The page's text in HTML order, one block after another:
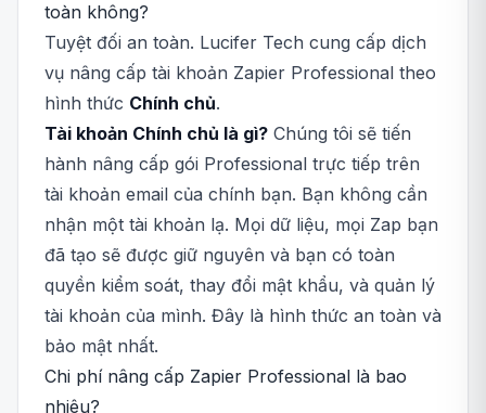
toàn không?
Tuyệt đối an toàn. Lucifer Tech cung cấp dịch
vụ nâng cấp tài khoản Zapier Professional theo
hình thức Chính chủ.
Tài khoản Chính chủ là gì? Chúng tôi sẽ tiến
hành nâng cấp gói Professional trực tiếp trên
tài khoản email của chính bạn. Bạn không cần
nhận một tài khoản lạ. Mọi dữ liệu, mọi Zap bạn
đã tạo sẽ được giữ nguyên và bạn có toàn
quyền kiểm soát, thay đổi mật khẩu, và quản lý
tài khoản của mình. Đây là hình thức an toàn và
bảo mật nhất.
Chi phí nâng cấp Zapier Professional là bao
nhiêu?